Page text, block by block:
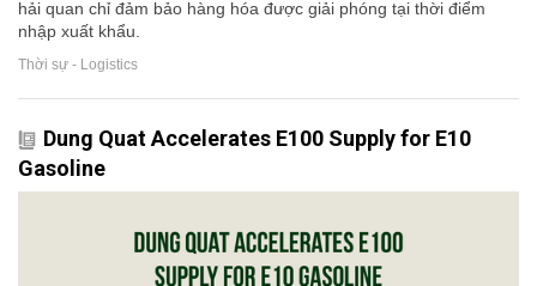
hải quan chỉ đảm bảo hàng hóa được giải phóng tại thời điểm
nhập xuất khẩu.
Thời sự - Logistics
Dung Quat Accelerates E100 Supply for E10
Gasoline